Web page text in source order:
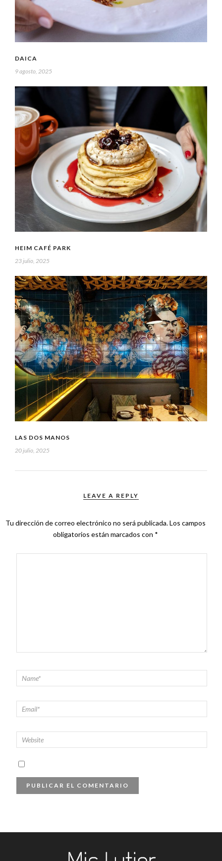
DAICA
9 agosto, 2025
HEIM CAFÉ PARK
23 julio, 2025
LAS DOS MANOS
20 julio, 2025
LEAVE A REPLY
Tu dirección de correo electrónico no será publicada.Los campos
obligatorios están marcados con *